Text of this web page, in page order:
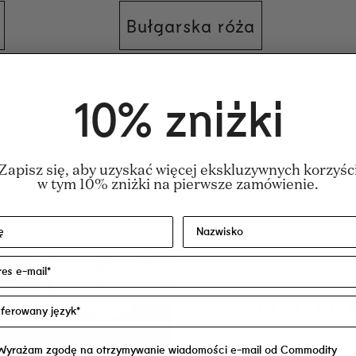
Bułgarska róża
Denat.), Parfum/Fragrance, Aqua/
Certyfikat Skaczącego Królika.
Podobnie jak
10% zniżki
się, aby uzyskać więcej ekskluzywnych
w tym 10% zniżki na pierwsze zamówienie.
zgodę na otrzymywanie wiadomości e-mail od Commodity